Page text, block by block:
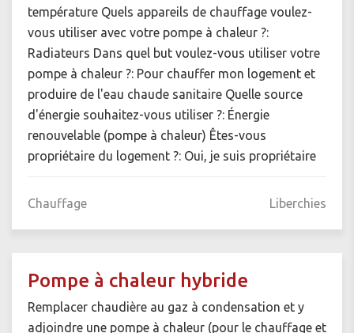
température Quels appareils de chauffage voulez-
vous utiliser avec votre pompe à chaleur ?:
Radiateurs Dans quel but voulez-vous utiliser votre
pompe à chaleur ?: Pour chauffer mon logement et
produire de l'eau chaude sanitaire Quelle source
d'énergie souhaitez-vous utiliser ?: Énergie
renouvelable (pompe à chaleur) Êtes-vous
propriétaire du logement ?: Oui, je suis propriétaire
Chauffage Liberchies
Pompe à chaleur hybride
Remplacer chaudière au gaz à condensation et y
adjoindre une pompe à chaleur (pour le chauffage et